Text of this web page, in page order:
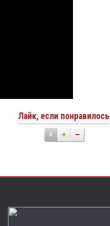
Лайк, если понравилось
0